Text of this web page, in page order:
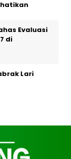
Evaluasi
di
Lari